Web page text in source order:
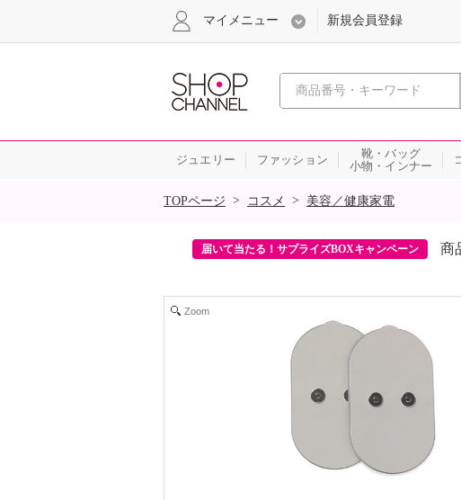
心おどる、瞬間を。通販・
マイメニュー 新規会員登録
ジュエリー ファッション
靴・バッグ
小物・インナー
SALE
TOPページ > コスメ > 美容／健康家電
届いて当たる！サプライズBOXキャンペーン 商
Zoom